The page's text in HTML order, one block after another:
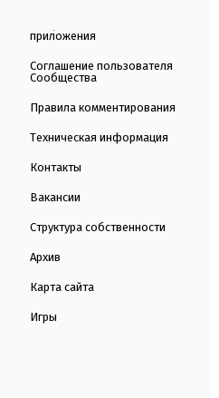
приложения
Соглашение пользователя
Сообщества
Правила комментирования
Техническая информация
Контакты
Вакансии
Структура собственности
Архив
Карта сайта
Игры